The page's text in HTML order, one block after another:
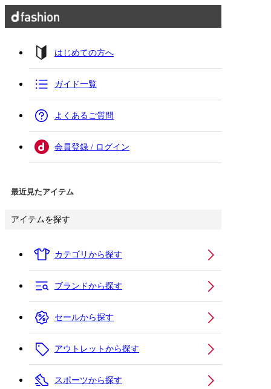
はじめての方へ
ガイド一覧
よくあるご質問
会員登録 / ログイン
最近見たアイテム
アイテムを探す
カテゴリから探す
ブランドから探す
セールから探す
アウトレットから探す
スポーツから探す